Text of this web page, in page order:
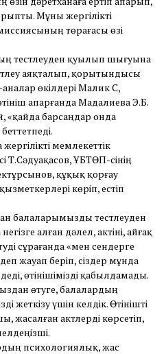
Мұны жергілікті
төрағасы өзі
тестлеуден қуылып шығуына
аяқталып, қорытындысы
өкілдері Малик С,
апарғанда Мадалиева Э.Б.
«қайда барсаңдар онда
мемлекеттік
Т.Сәдуақасов, ҰБТӨП-сінің
құқық қорғау
көріп, естіп
балаларымызды тестлеуден
алған дәлел, актіні, айғақ
сұрағанда «мен сендерге
жауап беріп, сіздер мұнда
өтінішімізді қабылдамады.
өтуге, балалардың
жеткізу үшін келдік. Өтінішті
жасалған актлерді көрсетіп,
психологиялық, жас